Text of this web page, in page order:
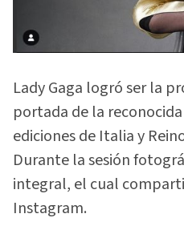
Lady Gaga logró ser la
portada de la
ediciones de Italia y
Durante la sesión
integral, el cual
Instagram.